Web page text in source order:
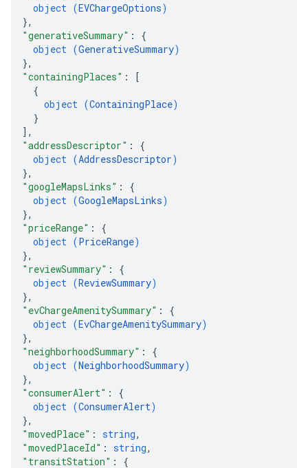
object (EVChargeOptions)
},
"generativeSummary" : {
object (GenerativeSummary)
},
"containingPlaces" :
[
{
object (ContainingPlace)
}
] ,
"addressDescriptor" : {
object (AddressDescriptor)
},
"googleMapsLinks" : {
object (GoogleMapsLinks)
},
"priceRange" : {
object (PriceRange)
},
"reviewSummary" : {
object (ReviewSummary)
},
"evChargeAmenitySummary" : {
object (EvChargeAmenitySummary)
},
"neighborhoodSummary" : {
object (NeighborhoodSummary)
},
"consumerAlert" : {
object (ConsumerAlert)
},
"movedPlace" : string,
"movedPlaceId" : string,
"transitStation" : {